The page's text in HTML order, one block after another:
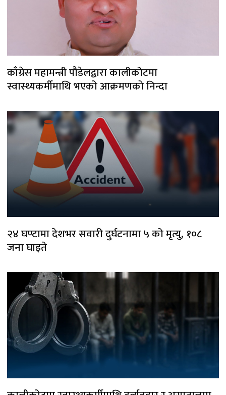
काँग्रेस महामन्त्री पौडेलद्वारा कालीकोटमा
स्वास्थ्यकर्मीमाथि भएको आक्रमणको निन्दा
२४ घण्टामा देशभर सवारी दुर्घटनामा ५ को मृत्यु, १०८
जना घाइते